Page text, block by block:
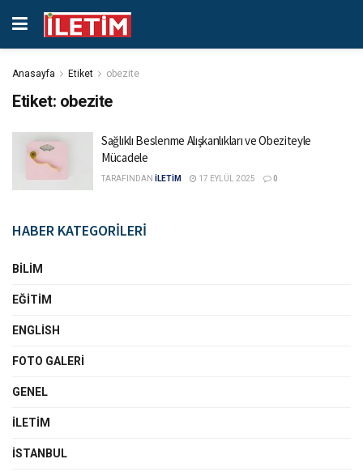
Anasayfa Etiket obezite
Etiket: obezite
Sağlıklı Beslenme Alışkanlıkları ve Obeziteyle
Mücadele
TARAFINDAN İLETİM 17 EYLÜL 2025 0
HABER KATEGORİLERİ
BILIM
EĞITIM
ENGLISH
FOTO GALERI
GENEL
İLETIM
İSTANBUL